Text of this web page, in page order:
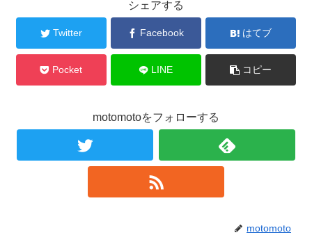
シェアする
Twitter Facebook はてブ
Pocket LINE コピー
motomotoをフォローする
motomoto